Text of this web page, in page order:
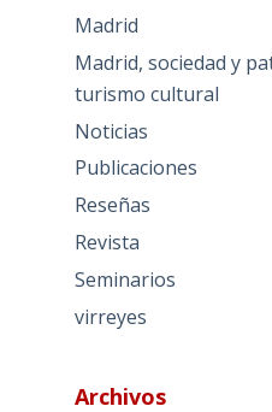
Madrid
Madrid, sociedad y
turismo cultural
Noticias
Publicaciones
Reseñas
Revista
Seminarios
virreyes
Archivos